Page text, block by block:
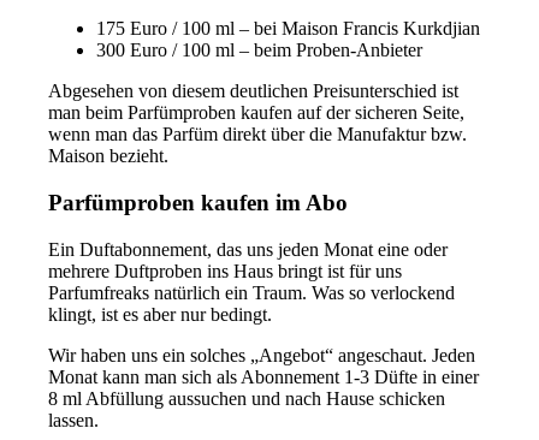
175 Euro / 100 ml – bei Maison Francis Kurkdjian
300 Euro / 100 ml – beim Proben-Anbieter
Abgesehen von diesem deutlichen Preisunterschied ist
man beim Parfümproben kaufen auf der sicheren Seite,
wenn man das Parfüm direkt über die Manufaktur bzw.
Maison bezieht.
Parfümproben kaufen im Abo
Ein Duftabonnement, das uns jeden Monat eine oder
mehrere Duftproben ins Haus bringt ist für uns
Parfumfreaks natürlich ein Traum. Was so verlockend
klingt, ist es aber nur bedingt.
Wir haben uns ein solches „Angebot“ angeschaut. Jeden
Monat kann man sich als Abonnement 1-3 Düfte in einer
8 ml Abfüllung aussuchen und nach Hause schicken
lassen.